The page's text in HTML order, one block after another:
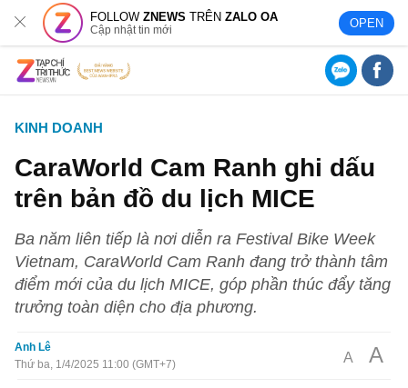
FOLLOWZNEWS TRÊNZALO OA
Cập nhật tin mới OPEN
KINH DOANH
CaraWorld Cam Ranh ghi dấu
trên bản đồ du lịch MICE
Ba năm liên tiếp là nơi diễn ra Festival Bike Week
Vietnam, CaraWorld Cam Ranh đang trở thành tâm
điểm mới của du lịch MICE, góp phần thúc đẩy tăng
trưởng toàn diện cho địa phương.
Anh Lê
Thứ ba, 1/4/2025 11:00 (GMT+7)
A A